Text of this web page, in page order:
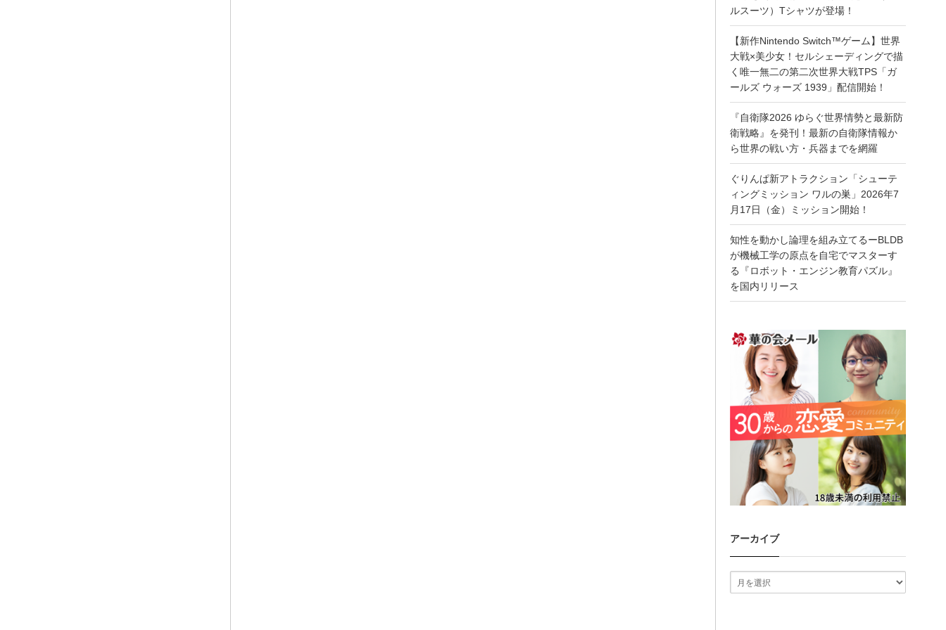
ルスーツ）Tシャツが登場！
【新作Nintendo Switch™ゲーム】世界
大戦×美少女！セルシェーディングで描
く唯一無二の第二次世界大戦TPS「ガ
ールズ ウォーズ 1939」配信開始！
『自衛隊2026 ゆらぐ世界情勢と最新防
衛戦略』を発刊！最新の自衛隊情報か
ら世界の戦い方・兵器までを網羅
ぐりんぱ新アトラクション「シューテ
ィングミッション ワルの巣」2026年7
月17日（金）ミッション開始！
知性を動かし論理を組み立てるーBLDB
が機械工学の原点を自宅でマスターす
る『ロボット・エンジン教育パズル』
を国内リリース
アーカイブ